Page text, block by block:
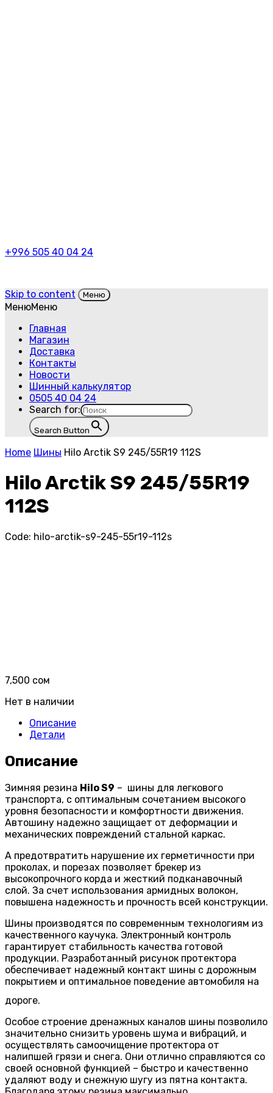
+996 505 40 04 24
Skip to content Меню
МенюМеню
Главная
Магазин
Доставка
Контакты
Новости
Шинный калькулятор
0505 40 04 24
Search for:
Search Button
Home Шины Hilo Arctik S9 245/55R19 112S
Hilo Arctik S9 245/55R19
112S
Code: hilo-arctik-s9-245-55r19-112s
7,500 сом
Нет в наличии
Описание
Детали
Описание
Зимняя резина Hilo S9 – шины для легкового
транспорта, с оптимальным сочетанием высокого
уровня безопасности и комфортности движения.
Автошину надежно защищает от деформации и
механических повреждений стальной каркас.
А предотвратить нарушение их герметичности при
проколах, и порезах позволяет брекер из
высокопрочного корда и жесткий подканавочный
слой. За счет использования армидных волокон,
повышена надежность и прочность всей конструкции.
Шины производятся по современным технологиям из
качественного каучука. Электронный контроль
гарантирует стабильность качества готовой
продукции. Разработанный рисунок протектора
обеспечивает надежный контакт шины с дорожным
покрытием и оптимальное поведение автомобиля на
дороге.
Особое строение дренажных каналов шины позволило
значительно снизить уровень шума и вибраций, и
осуществлять самоочищение протектора от
налипшей грязи и снега. Они отлично справляются со
своей основной функцией – быстро и качественно
удаляют воду и снежную шугу из пятна контакта.